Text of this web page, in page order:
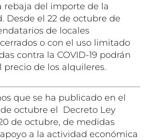
rebaja del importe de la
Desde el 22 de octubre de
de locales
o con el uso limitado
contra la COVID-19 podrán
precio de los alquileres.
que se ha publicado en el
de octubre el Decreto Ley
de octubre, de medidas
a la actividad económica